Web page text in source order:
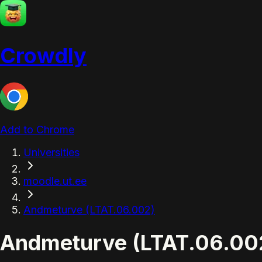
Crowdly
Add to Chrome
Universities
moodle.ut.ee
Andmeturve (LTAT.06.002)
Andmeturve